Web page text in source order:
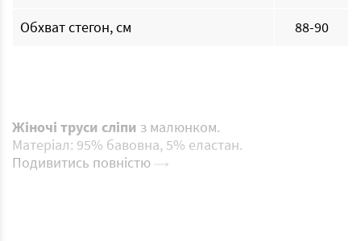
Обхват стегон, см 88-90
Жіночі труси сліпи з малюнком.
Матеріал: 95% бавовна, 5% еластан.
Подивитись повністю